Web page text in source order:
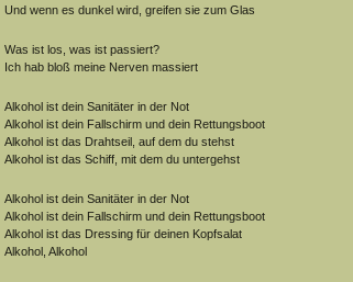
Und wenn es dunkel wird, greifen sie zum Glas
Was ist los, was ist passiert?
Ich hab bloß meine Nerven massiert
Alkohol ist dein Sanitäter in der Not
Alkohol ist dein Fallschirm und dein Rettungsboot
Alkohol ist das Drahtseil, auf dem du stehst
Alkohol ist das Schiff, mit dem du untergehst
Alkohol ist dein Sanitäter in der Not
Alkohol ist dein Fallschirm und dein Rettungsboot
Alkohol ist das Dressing für deinen Kopfsalat
Alkohol, Alkohol